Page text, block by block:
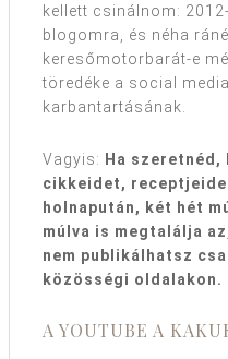
kellett csinálnom:
blogomra, és néha
keresőmotorbarát-e
töredéke a social
karbantartásának.
Vagyis: Ha
cikkeidet,
holnapután, két hét
múlva is megtalálja
nem publikálhatsz
közösségi oldalakon.
A YOUTUBE A